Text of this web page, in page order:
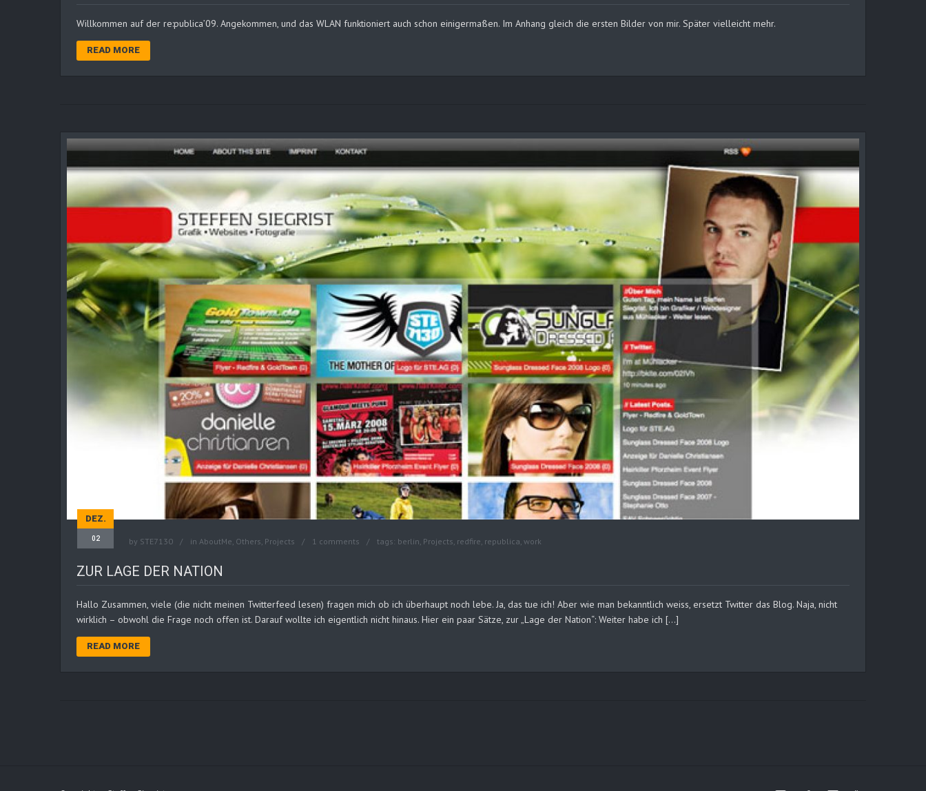
Willkommen auf der re:publica’09. Angekommen, und das WLAN funktioniert auch schon einigermaßen. Im Anhang gleich die ersten Bilder von mir. Später vielleicht mehr.
READ MORE
DEZ.
02 by STE7130 in AboutMe, Others, Projects 1 comments tags: berlin, Projects, redfire, republica, work
ZUR LAGE DER NATION
Hallo Zusammen, viele (die nicht meinen Twitterfeed lesen) fragen mich ob ich überhaupt noch lebe. Ja, das tue ich! Aber wie man bekanntlich weiss, ersetzt Twitter das Blog. Naja, nicht
wirklich – obwohl die Frage noch offen ist. Darauf wollte ich eigentlich nicht hinaus. Hier ein paar Sätze, zur „Lage der Nation“: Weiter habe ich […]
READ MORE